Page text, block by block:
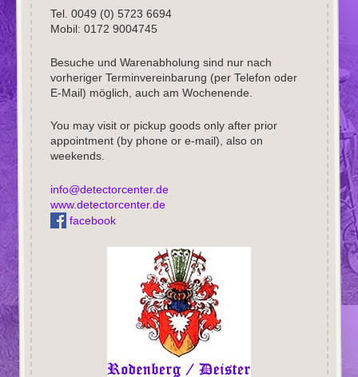
Tel. 0049 (0) 5723 6694
Mobil: 0172 9004745
Besuche und Warenabholung sind nur nach
vorheriger Terminvereinbarung (per Telefon oder
E-Mail) möglich, auch am Wochenende.
You may visit or pickup goods only after prior
appointment (by phone or e-mail), also on
weekends.
info@detectorcenter.de
www.detectorcenter.de
facebook